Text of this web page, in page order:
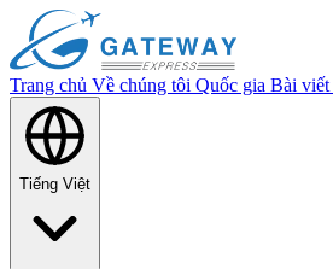
Trang chủ Về chúng tôi Quốc gia Bài viết
Tiếng Việt